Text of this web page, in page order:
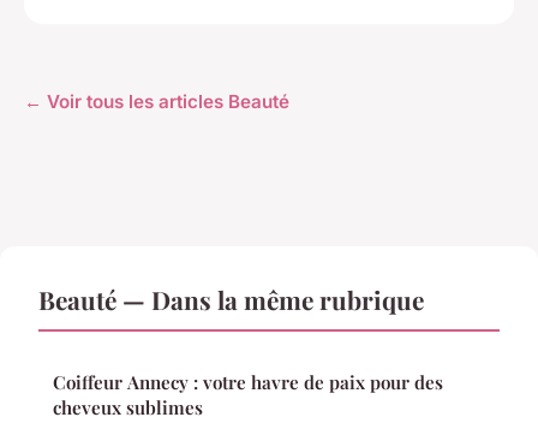
← Voir tous les articles Beauté
Beauté — Dans la même rubrique
Coiffeur Annecy : votre havre de paix pour des
cheveux sublimes